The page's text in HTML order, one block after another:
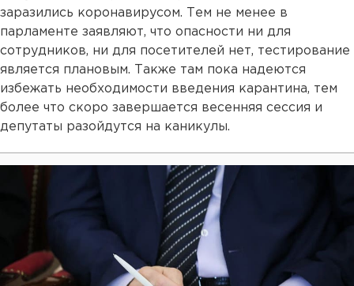
заразились коронавирусом. Тем не менее в
парламенте заявляют, что опасности ни для
сотрудников, ни для посетителей нет, тестирование
является плановым. Также там пока надеются
избежать необходимости введения карантина, тем
более что скоро завершается весенняя сессия и
депутаты разойдутся на каникулы.